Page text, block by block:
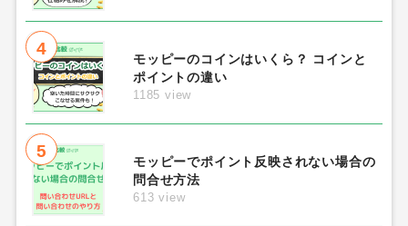
4
モッピーのコインはいくら？ コインと
ポイントの違い
1185 view
5
モッピーでポイント反映されない場合の
問合せ方法
613 view